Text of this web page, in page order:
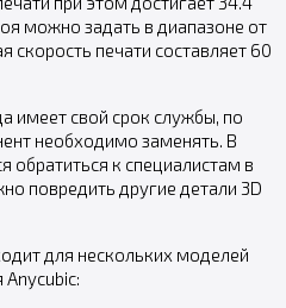
можно задать в диапазоне от
печати составляет 60
имеет свой срок службы, по
необходимо заменять. В
обратиться к специалистам в
повредить другие детали 3D
для нескольких моделей
Anycubic: